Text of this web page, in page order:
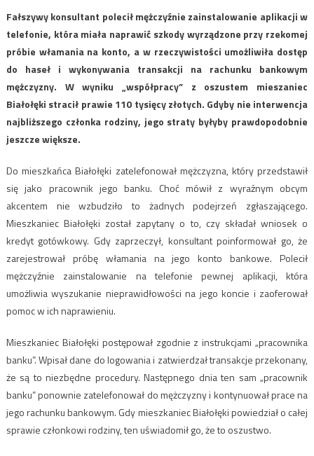
Fałszywy konsultant polecił mężczyźnie zainstalowanie aplikacji w
telefonie, która miała naprawić szkody wyrządzone przy rzekomej
próbie włamania na konto, a w rzeczywistości umożliwiła dostęp
do haseł i wykonywania transakcji na rachunku bankowym
mężczyzny. W wyniku „współpracy” z oszustem mieszaniec
Białołęki stracił prawie 110 tysięcy złotych. Gdyby nie interwencja
najbliższego członka rodziny, jego straty byłyby prawdopodobnie
jeszcze większe.
Do mieszkańca Białołęki zatelefonował mężczyzna, który przedstawił
się jako pracownik jego banku. Choć mówił z wyraźnym obcym
akcentem nie wzbudziło to żadnych podejrzeń zgłaszającego.
Mieszkaniec Białołęki został zapytany o to, czy składał wniosek o
kredyt gotówkowy. Gdy zaprzeczył, konsultant poinformował go, że
zarejestrował próbę włamania na jego konto bankowe. Polecił
mężczyźnie zainstalowanie na telefonie pewnej aplikacji, która
umożliwia wyszukanie nieprawidłowości na jego koncie i zaoferował
pomoc w ich naprawieniu.
Mieszkaniec Białołęki postępował zgodnie z instrukcjami „pracownika
banku”. Wpisał dane do logowania i zatwierdzał transakcje przekonany,
że są to niezbędne procedury. Następnego dnia ten sam „pracownik
banku” ponownie zatelefonował do mężczyzny i kontynuował prace na
jego rachunku bankowym. Gdy mieszkaniec Białołęki powiedział o całej
sprawie członkowi rodziny, ten uświadomił go, że to oszustwo.